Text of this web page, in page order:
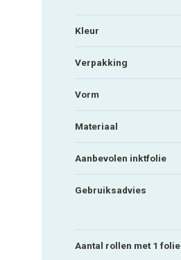
Kleur
Verpakking
Vorm
Materiaal
Aanbevolen inktfolie
Gebruiksadvies
Aantal rollen met 1 folie